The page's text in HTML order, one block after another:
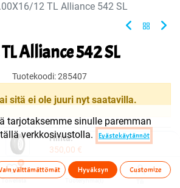
Hinta:
350,00 €
0
Toivelista Tuoteryhmä(t)
12 TL Alliance 542 SL
Alliance 542 SL
Tuotekoodi:285407
sitä ei ole juuri nyt saatavilla.
tarjotaksemme sinulle paremman
verkkosivustolla.
Evästekäytännöt
välttämättömät Hyväksyn Customize